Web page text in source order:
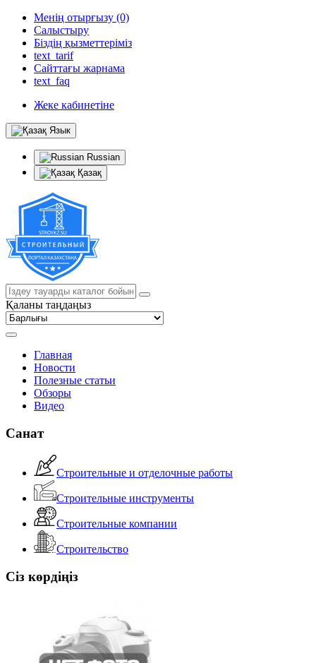
Менің отырғызу (0)
Салыстыру
Біздің қызметтеріміз
text_tarif
Сайттағы жарнама
text_faq
Жеке кабинетіне
Язык
Russian
Қазақ
Қаланы таңдаңыз
Главная
Новости
Полезные статьи
Обзоры
Видео
Санат
Строительные и отделочные работы
Строительные инструменты
Строительные компании
Строительство
Сіз көрдіңіз